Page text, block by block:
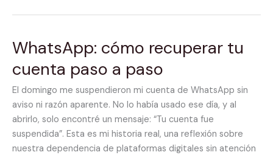
WhatsApp: cómo recuperar tu
cuenta paso a paso
El domingo me suspendieron mi cuenta de WhatsApp sin
aviso ni razón aparente. No lo había usado ese día, y al
abrirlo, solo encontré un mensaje: “Tu cuenta fue
suspendida”. Esta es mi historia real, una reflexión sobre
nuestra dependencia de plataformas digitales sin atención
WhatsApp:
recuperar
tu
cuenta
paso
a
paso